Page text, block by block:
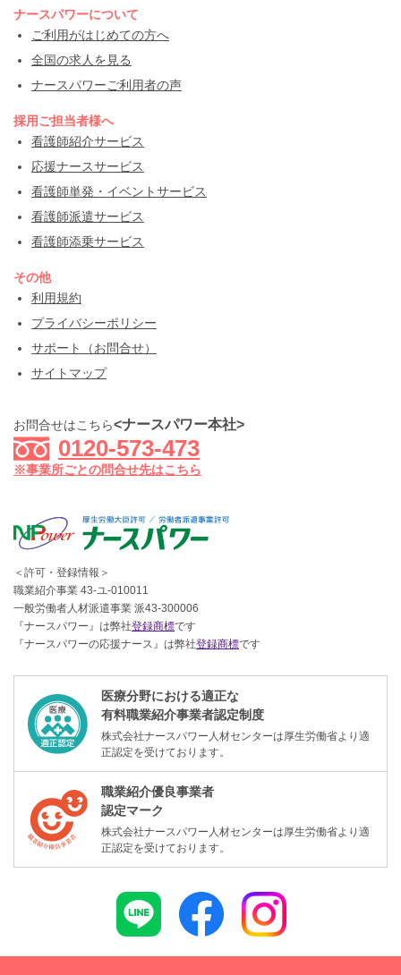
ナースパワーについて
ご利用がはじめての方へ
全国の求人を見る
ナースパワーご利用者の声
採用ご担当者様へ
看護師紹介サービス
応援ナースサービス
看護師単発・イベントサービス
看護師派遣サービス
看護師添乗サービス
その他
利用規約
プライバシーポリシー
サポート（お問合せ）
サイトマップ
お問合せはこちら<ナースパワー本社>
0120-573-473
※事業所ごとの問合せ先はこちら
＜許可・登録情報＞
職業紹介事業 43-ユ-010011
一般労働者人材派遣事業 派43-300006
『ナースパワー』は弊社登録商標です
『ナースパワーの応援ナース』は弊社登録商標です
医療分野における適正な
有料職業紹介事業者認定制度
株式会社ナースパワー人材センターは厚生労働省より適
正認定を受けております。
職業紹介優良事業者
認定マーク
株式会社ナースパワー人材センターは厚生労働省より適
正認定を受けております。